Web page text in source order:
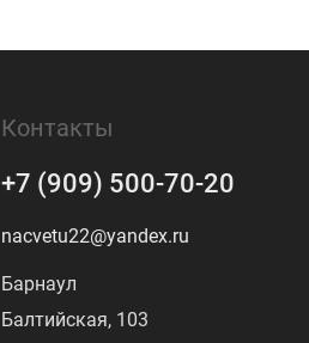
Контакты
+7 (909) 500-70-20
nacvetu22@yandex.ru
Барнаул
Балтийская, 103